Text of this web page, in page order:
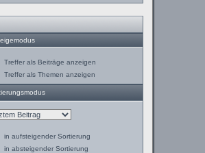
Treffer als Beiträge anzeigen
Treffer als Themen anzeigen
in aufsteigender Sortierung
in absteigender Sortierung